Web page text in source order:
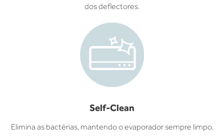
dos deflectores.
Self-Clean
Elimina as bactérias, mantendo o evaporador sempre limpo.